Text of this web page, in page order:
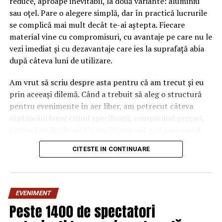
sau oțel. Pare o alegere simplă, dar în practică lucrurile
se complică mai mult decât te-ai aștepta. Fiecare
material vine cu compromisuri, cu avantaje pe care nu le
vezi imediat și cu dezavantaje care ies la suprafață abia
după câteva luni de utilizare.
Am vrut să scriu despre asta pentru că am trecut și eu
prin aceeași dilemă. Când a trebuit să aleg o structură
pentru evenimente în aer liber, am petrecut câteva
săptămâni bune citind specificații, comparând prețuri,
„corect” depinde mult de context, de cât de des muți
pavilionul și de ce condiții meteo ai de înfruntat.
materialului mai mult decât
CITESTE IN CONTINUARE
EVENIMENT
Peste 1400 de spectatori